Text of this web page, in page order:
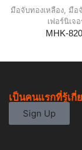
มือจับทองเหลือง มือ
เฟอร์นิเจ
MHK-
เป็นคนแรกที่รู้เ
Sign Up